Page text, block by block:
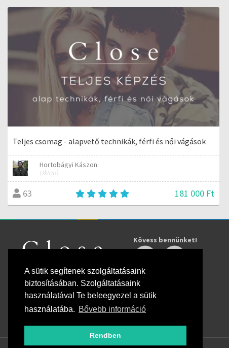
A sütik segítenek szolgáltatásaink
biztosításában. Szolgáltatásaink
használatával Te beleegyezel a sütik
használatába. Bővebb információ
Rendben
Teljes csomag - alapvető technikák, férfi és női vágások
Hortobágyi Kászon
Oktató
63 181 000 Ft
Kövess bennünket!